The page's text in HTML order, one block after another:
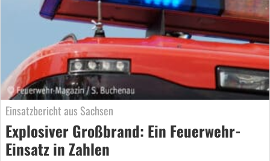
Einsatzbericht aus Sachsen
Explosiver Großbrand: Ein Feuerwehr-
Einsatz in Zahlen